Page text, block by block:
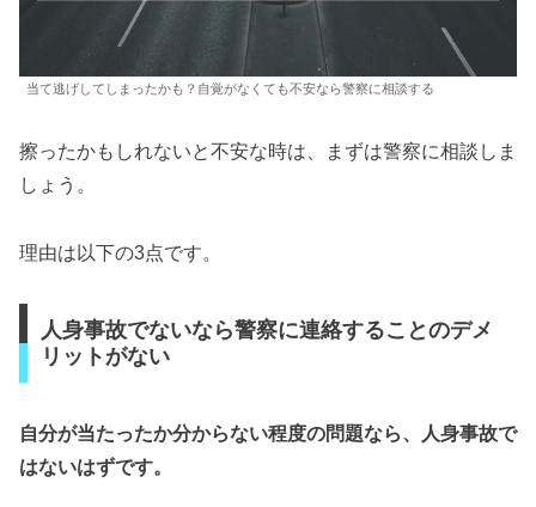
当て逃げしてしまったかも？自覚がなくても不安なら警察に相談する
擦ったかもしれないと不安な時は、まずは警察に相談しま
しょう。
理由は以下の3点です。
人身事故でないなら警察に連絡することのデメ
リットがない
自分が当たったか分からない程度の問題なら、人身事故で
はないはずです。